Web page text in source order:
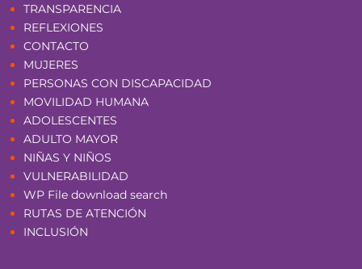
TRANSPARENCIA
REFLEXIONES
CONTACTO
MUJERES
PERSONAS CON DISCAPACIDAD
MOVILIDAD HUMANA
ADOLESCENTES
ADULTO MAYOR
NIÑAS Y NIÑOS
VULNERABILIDAD
WP File download search
RUTAS DE ATENCIÓN
INCLUSIÓN